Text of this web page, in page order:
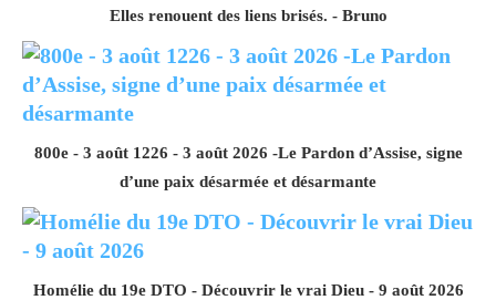
Elles renouent des liens brisés. - Bruno
800e - 3 août 1226 - 3 août 2026 -Le Pardon d’Assise, signe
d’une paix désarmée et désarmante
Homélie du 19e DTO - Découvrir le vrai Dieu - 9 août 2026